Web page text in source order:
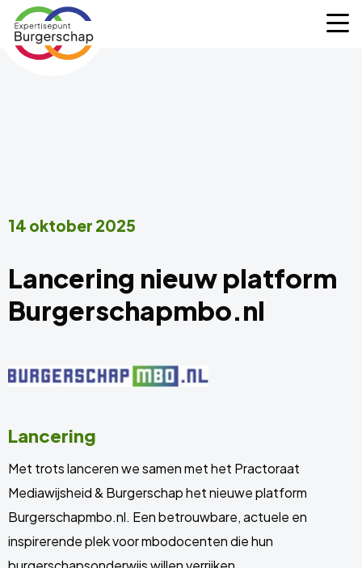
Expertisepunt
Burgerschap
Lancering nieuw platform
Burgerschapmbo.nl
14 oktober 2025
Lancering
Met trots lanceren we samen met het Practoraat
Mediawijsheid & Burgerschap het nieuwe platform
Burgerschapmbo.nl. Een betrouwbare, actuele en
inspirerende plek voor mbodocenten die hun